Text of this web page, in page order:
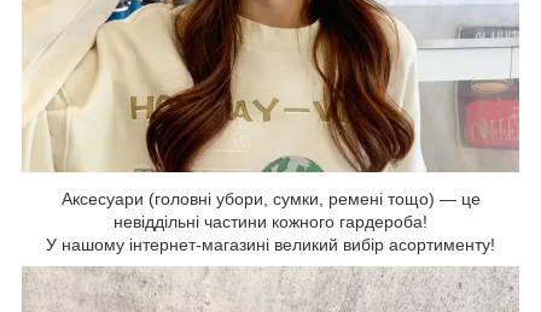
Аксесуари (головні убори, сумки, ремені тощо) — це
невіддільні частини кожного гардероба!
У нашому інтернет-магазині великий вибір асортименту!